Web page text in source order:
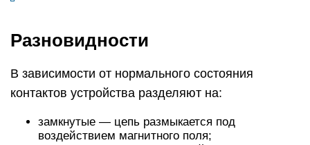
Разновидности
В зависимости от нормального состояния
контактов устройства разделяют на:
замкнутые — цепь размыкается под
воздействием магнитного поля;